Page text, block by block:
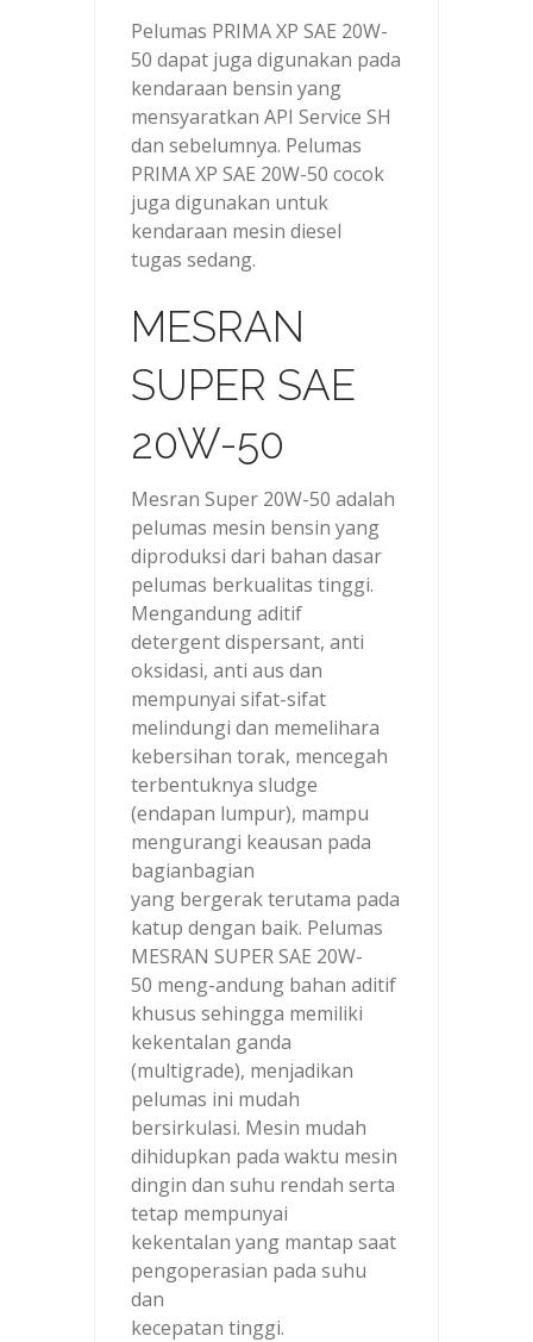
Pelumas PRIMA XP SAE 20W-
50 dapat juga digunakan pada
kendaraan bensin yang
mensyaratkan API Service SH
dan sebelumnya. Pelumas
PRIMA XP SAE 20W-50 cocok
juga digunakan untuk
kendaraan mesin diesel
tugas sedang.
MESRAN
SUPER SAE
20W-50
Mesran Super 20W-50 adalah
pelumas mesin bensin yang
diproduksi dari bahan dasar
pelumas berkualitas tinggi.
Mengandung aditif
detergent dispersant, anti
oksidasi, anti aus dan
mempunyai sifat-sifat
melindungi dan memelihara
kebersihan torak, mencegah
terbentuknya sludge
(endapan lumpur), mampu
mengurangi keausan pada
bagianbagian
yang bergerak terutama pada
katup dengan baik. Pelumas
MESRAN SUPER SAE 20W-
50 meng-andung bahan aditif
khusus sehingga memiliki
kekentalan ganda
(multigrade), menjadikan
pelumas ini mudah
bersirkulasi. Mesin mudah
dihidupkan pada waktu mesin
dingin dan suhu rendah serta
tetap mempunyai
kekentalan yang mantap saat
pengoperasian pada suhu
dan
kecepatan tinggi.